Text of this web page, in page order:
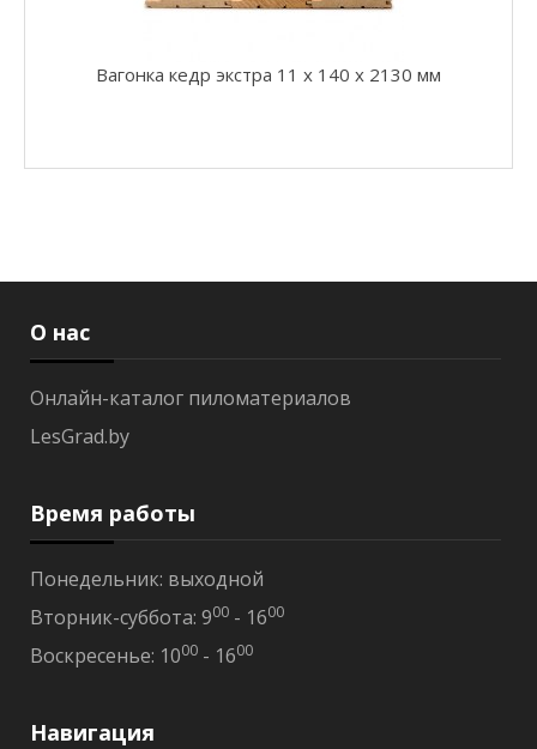
о
л
х
а
т
е
м
T
S
а
г
о
н
о
Вагонка кедр экстра 11 x 140 x 2130 мм
О нас
Онлайн-каталог пиломатериалов
LesGrad.by
Время работы
Понедельник: выходной
Вторник-суббота: 900 - 1600
Воскресенье: 1000 - 1600
Навигация